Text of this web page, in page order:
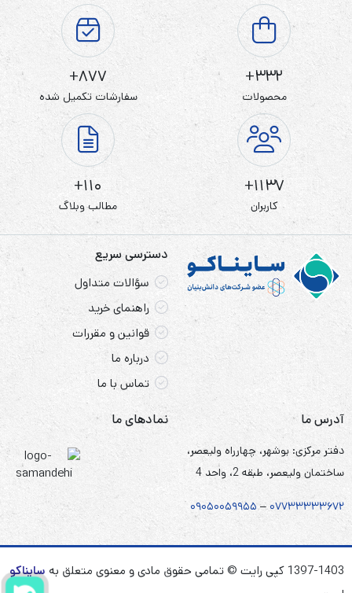
332+
محصولات
877+
سفارشات تکمیل شده
1137+
کاربران
110+
مطالب وبلاگ
دسترسی سریع
سؤالات متداول
راهنمای خرید
قوانین و مقررات
درباره ما
تماس با ما
آدرس ما
دفتر مرکزی: بوشهر، چهارراه ولیعصر،
ساختمان ولیعصر، طبقه 2، واحد 4
۰۷۷۳۳۳۳۳۶۷۲ – ۰۹۰۵۰۰۵۹۹۵۵
نمادهای ما
1397-1403 کپی رایت © تمامی حقوق مادی و معنوی متعلق به
سایناکو